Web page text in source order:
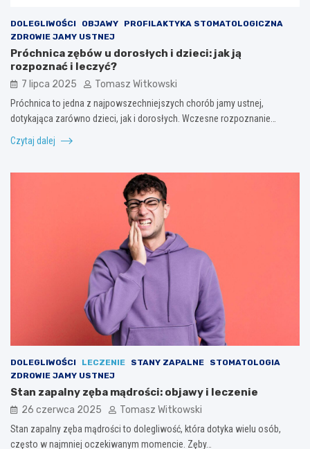
DOLEGLIWOŚCI OBJAWY
PROFILAKTYKA STOMATOLOGICZNA
ZDROWIE JAMY USTNEJ
Próchnica zębów u dorosłych i dzieci: jak ją
rozpoznać i leczyć?
7 lipca 2025 Tomasz Witkowski
Próchnica to jedna z najpowszechniejszych chorób jamy ustnej,
dotykająca zarówno dzieci, jak i dorosłych. Wczesne rozpoznanie…
Czytaj dalej
DOLEGLIWOŚCI LECZENIE STANY ZAPALNE
STOMATOLOGIA
ZDROWIE JAMY USTNEJ
Stan zapalny zęba mądrości: objawy i leczenie
26 czerwca 2025 Tomasz Witkowski
Stan zapalny zęba mądrości to dolegliwość, która dotyka wielu osób,
często w najmniej oczekiwanym momencie. Zęby…